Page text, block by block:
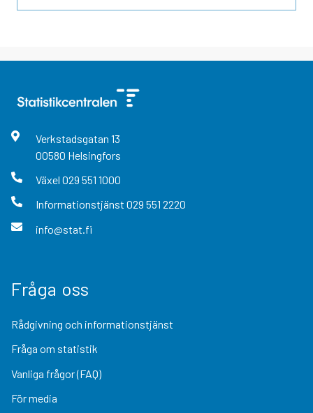
Verkstadsgatan 13
00580 Helsingfors
Växel 029 551 1000
Informationstjänst 029 551 2220
info@stat.fi
Fråga oss
Rådgivning och informationstjänst
Fråga om statistik
Vanliga frågor (FAQ)
För media